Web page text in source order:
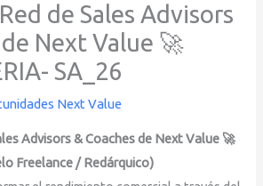
de Sales Advisors
Next Value 🚀
SA_26
Next Value
Advisors & Coaches de Next Value 🚀
Freelance / Redárquico)